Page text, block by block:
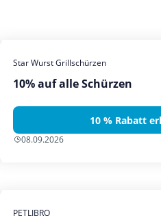
Star Wurst Grillschürzen
10% auf alle Schürzen
10 % Rabatt
08.09.2026
PETLIBRO